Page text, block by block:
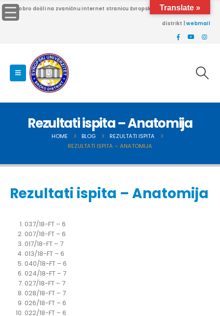
Dobro došli na zvaničnu internet stranicu Evropskog univerziteta Brčko
distrikt |webmail
Rezultati ispita – Anatomija
HOME BLOG
REZULTATI ISPITA
REZULTATI ISPITA – ANATOMIJA
Rezultati ispita – Anatomija
037/18-FT – 6
007/18-FT – 6
017/18-FT – 7
013/18-FT – 6
040/18-FT – 6
024/18-FT – 7
027/18-FT – 7
028/18-FT – 7
026/18-FT – 6
022/18-FT – 6
Translate »